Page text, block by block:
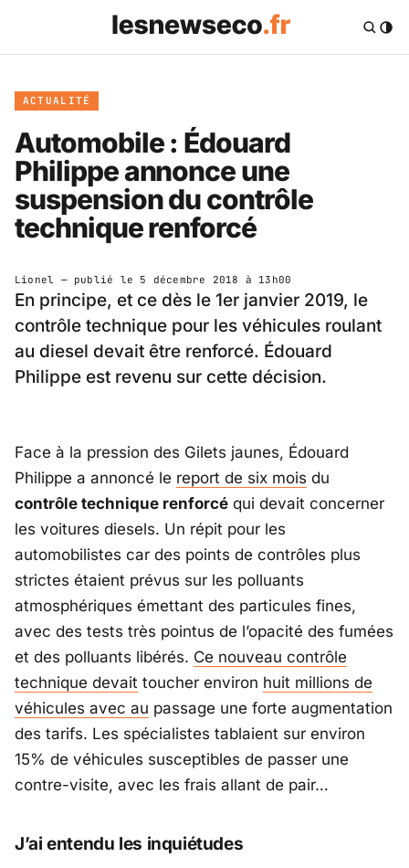
ACTUALITÉ
Automobile : Édouard
Philippe annonce une
suspension du contrôle
technique renforcé
Lionel — publié le 5 décembre 2018 à 13h00
En principe, et ce dès le 1er janvier 2019, le
contrôle technique pour les véhicules roulant
au diesel devait être renforcé. Édouard
Philippe est revenu sur cette décision.
Face à la pression des Gilets jaunes, Édouard
Philippe a annoncé le report de six mois du
contrôle technique renforcé qui devait concerner
les voitures diesels. Un répit pour les
automobilistes car des points de contrôles plus
strictes étaient prévus sur les polluants
atmosphériques émettant des particules fines,
avec des tests très pointus de l’opacité des fumées
et des polluants libérés. Ce nouveau contrôle
technique devait toucher environ huit millions de
véhicules avec au passage une forte augmentation
des tarifs. Les spécialistes tablaient sur environ
15% de véhicules susceptibles de passer une
contre-visite, avec les frais allant de pair…
J’ai entendu les inquiétudes